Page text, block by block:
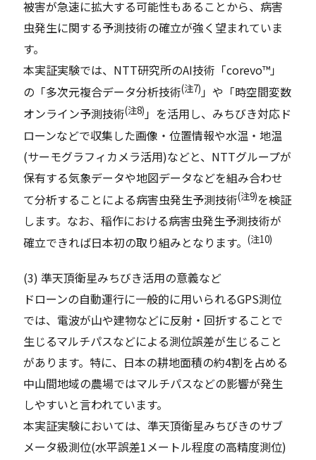
被害が急速に拡大する可能性もあることから、病害
虫発生に関する予測技術の確立が強く望まれていま
す。
本実証実験では、NTT研究所のAI技術「corevo™」
の「多次元複合データ分析技術(注7)」や「時空間変数
オンライン予測技術(注8)」を活用し、みちびき対応ド
ローンなどで収集した画像・位置情報や水温・地温
(サーモグラフィカメラ活用)などと、NTTグループが
保有する気象データや地図データなどを組み合わせ
て分析することによる病害虫発生予測技術(注9)を検証
します。なお、稲作における病害虫発生予測技術が
確立できれば日本初の取り組みとなります。(注10)
(3) 準天頂衛星みちびき活用の意義など
ドローンの自動運行に一般的に用いられるGPS測位
では、電波が山や建物などに反射・回折することで
生じるマルチパスなどによる測位誤差が生じること
があります。特に、日本の耕地面積の約4割を占める
中山間地域の農場ではマルチパスなどの影響が発生
しやすいと言われています。
本実証実験においては、準天頂衛星みちびきのサブ
メータ級測位(水平誤差1メートル程度の高精度測位)